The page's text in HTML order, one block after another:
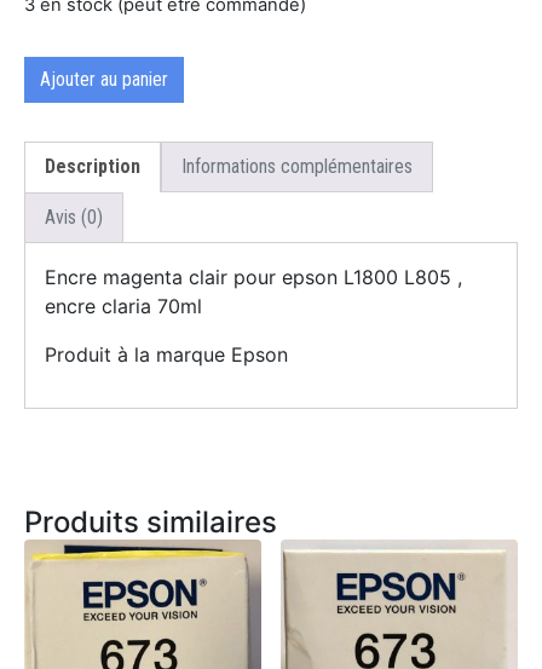
3 en stock (peut être commandé)
Ajouter au panier
Description Informations complémentaires
Avis (0)
Encre magenta clair pour epson L1800 L805 ,
encre claria 70ml
Produit à la marque Epson
Produits similaires